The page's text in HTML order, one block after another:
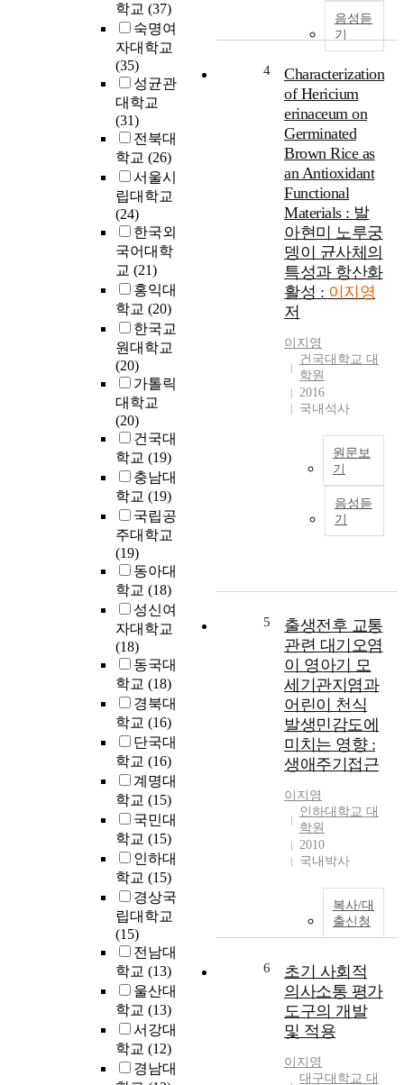
학교 (37)
숙명여
자대학교
(35)
성균관
대학교
(31)
전북대
학교 (26)
서울시
립대학교
(24)
한국외
국어대학
교 (21)
홍익대
학교 (20)
한국교
원대학교
(20)
가톨릭
대학교
(20)
건국대
학교 (19)
충남대
학교 (19)
국립공
주대학교
(19)
동아대
학교 (18)
성신여
자대학교
(18)
동국대
학교 (18)
경북대
학교 (16)
단국대
학교 (16)
계명대
학교 (15)
국민대
학교 (15)
인하대
학교 (15)
경상국
립대학교
(15)
전남대
학교 (13)
울산대
학교 (13)
서강대
학교 (12)
경남대
는
음성듣
기
i
4
Characterization
of Hericium
erinaceum on
Germinated
Brown Rice as
an Antioxidant
Functional
Materials : 발
아현미 노루궁
뎅이 균사체의
특성과 항산화
활성 : 이지영
저
이지영
건국대학교 대
학원
2016
국내석사
원문보
기
음성듣
기
n
5
출생전후 교통
관련 대기오염
이 영아기 모
세기관지염과
어린이 천식
발생민감도에
미치는 영향 :
생애주기접근
이지영
인하대학교 대
학원
2010
국내박사
복사/대
출신청
6
초기 사회적
의사소통 평가
도구의 개발
및 적용
이지영
대구대학교 대